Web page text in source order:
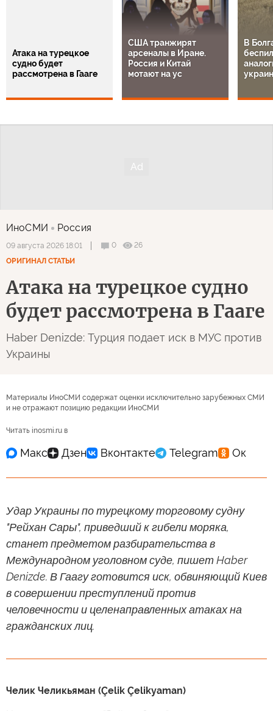
Атака на турецкое
судно будет
рассмотрена в Гааге
США транжирят
арсеналы в Иране.
Россия и Китай
мотают на ус
В
ИноСМИ Россия
09 августа 2026 18:01 0
26
ОРИГИНАЛ СТАТЬИ
Атака на турецкое судно
будет рассмотрена в Гааге
Haber Denizde: Турция подает иск в МУС против
Украины
Материалы ИноСМИ содержат оценки исключительно зарубежных СМИ
и не отражают позицию редакции ИноСМИ
Читать inosmi.ru в
Удар Украины по турецкому торговому судну
"Рейхан Сары", приведший к гибели моряка,
станет предметом разбирательства в
Международном уголовном суде, пишет Haber
Denizde. В Гаагу готовится иск, обвиняющий Киев
в совершении преступлений против
человечности и целенаправленных атаках на
гражданских лиц.
Челик Челикьяман (Çelik Çelikyaman)